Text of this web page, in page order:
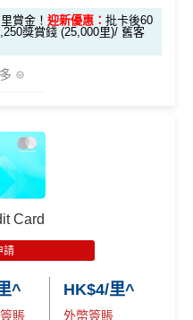
+7.5萬分
($300 / 5,
000里)
($1,200
+7.5萬分
($300 / 5,
000里)
中銀理財」賬戶之全新中銀信用
複製
card-form賺多HK$20
【由里先生派出】
10,000里數(HK$0.5=1里)
20,000里數(HK$2=1里)
達40,000里數
有啲唔同，詳情睇返
賞金！ 迎新優惠： 批卡後60
獎賞錢 (25,000里)/ 舊客
及輕便美食簽賬及網上
情睇返
新
Card
請
^
賬
HK$4/里^
外幣簽賬